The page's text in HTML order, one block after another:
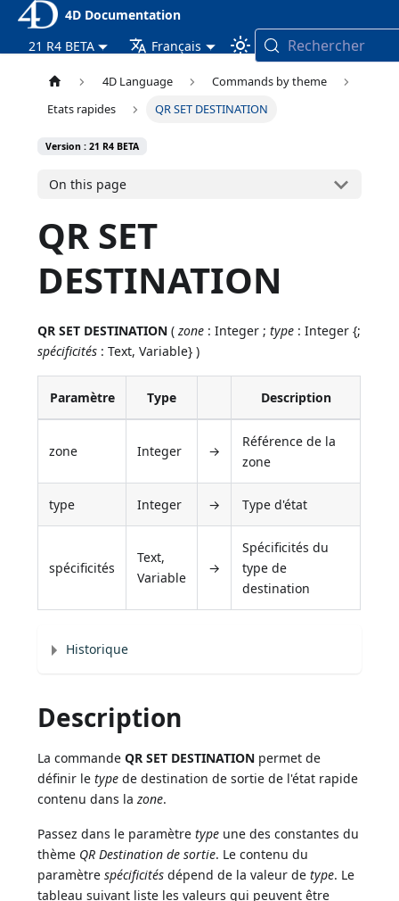
4D Documentation
21 R4 BETA
Français Rechercher
4D Language
Commands by theme
Etats rapides
QR SET DESTINATION
Version : 21 R4 BETA
On this page
QR SET
DESTINATION
QR SET DESTINATION (zone : Integer ;type : Integer {;
spécificités : Text, Variable} )
Paramètre Type Description
zone Integer →
Référence de la
zone
type Integer → Type d'état
spécificités
Text,
Variable
→
Spécificités du
type de
destination
Historique
Description
La commandeQR SET DESTINATION permet de
définir letype de destination de sortie de l'état rapide
contenu dans lazone.
Passez dans le paramètretype une des constantes du
thème QR Destination de sortie. Le contenu du
paramètrespécificités dépend de la valeur detype. Le
tableau suivant liste les valeurs qui peuvent être